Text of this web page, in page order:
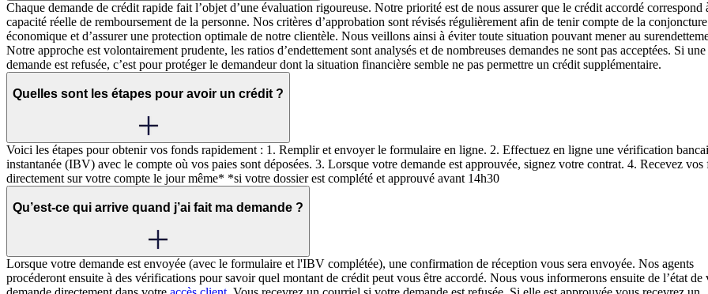
Chaque demande de crédit rapide fait l’objet d’une évaluation rigoureuse. Notre priorité est de nous assurer que le crédit accordé correspond
capacité réelle de remboursement de la personne. Nos critères d’approbation sont révisés régulièrement afin de tenir compte de la conjoncture
économique et d’assurer une protection optimale de notre clientèle. Nous veillons ainsi à éviter toute situation pouvant mener au
Notre approche est volontairement prudente, les ratios d’endettement sont analysés et de nombreuses demandes ne sont pas acceptées. Si une
demande est refusée, c’est pour protéger le demandeur dont la situation financière semble ne pas permettre un crédit supplémentaire.
Quelles sont les étapes pour avoir un crédit ?
Voici les étapes pour obtenir vos fonds rapidement : 1. Remplir et envoyer le formulaire en ligne. 2. Effectuez en ligne une vérification
instantanée (IBV) avec le compte où vos paies sont déposées. 3. Lorsque votre demande est approuvée, signez votre contrat. 4. Recevez vos
directement sur votre compte le jour même* *si votre dossier est complété et approuvé avant 14h30
Qu’est-ce qui arrive quand j’ai fait ma demande ?
Lorsque votre demande est envoyée (avec le formulaire et l'IBV complétée), une confirmation de réception vous sera envoyée. Nos agents
procéderont ensuite à des vérifications pour savoir quel montant de crédit peut vous être accordé. Nous vous informerons ensuite de l’état de